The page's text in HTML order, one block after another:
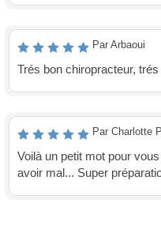
Par Arbaoui
Trés bon chiropracteur,
Par Charlotte
Voilà un petit mot pour
avoir mal... Super